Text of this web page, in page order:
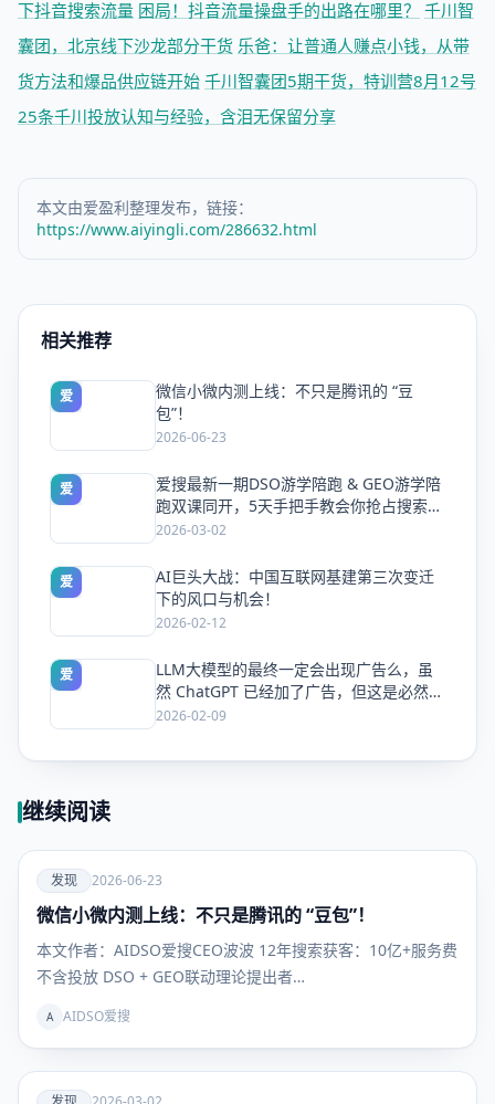
下抖音搜索流量 困局！抖音流量操盘手的出路在哪里？ 千川智
囊团，北京线下沙龙部分干货 乐爸：让普通人赚点小钱，从带
货方法和爆品供应链开始 千川智囊团5期干货，特训营8月12号
25条千川投放认知与经验，含泪无保留分享
本文由爱盈利整理发布，链接：
https://www.aiyingli.com/286632.html
相关推荐
爱
微信小微内测上线：不只是腾讯的 “豆
包”！
2026-06-23
爱
爱搜最新一期DSO游学陪跑 & GEO游学陪
跑双课同开，5天手把手教会你抢占搜索流
量
2026-03-02
爱
AI巨头大战：中国互联网基建第三次变迁
下的风口与机会！
2026-02-12
爱
LLM大模型的最终一定会出现广告么，虽
然 ChatGPT 已经加了广告，但这是必然终
局么？
2026-02-09
继续阅读
爱
发现
发现 2026-06-23
微信小微内测上线：不只是腾讯的 “豆包”！
本文作者：AIDSO爱搜CEO波波 12年搜索获客：10亿+服务费
不含投放 DSO + GEO联动理论提出者…
A AIDSO爱搜
爱